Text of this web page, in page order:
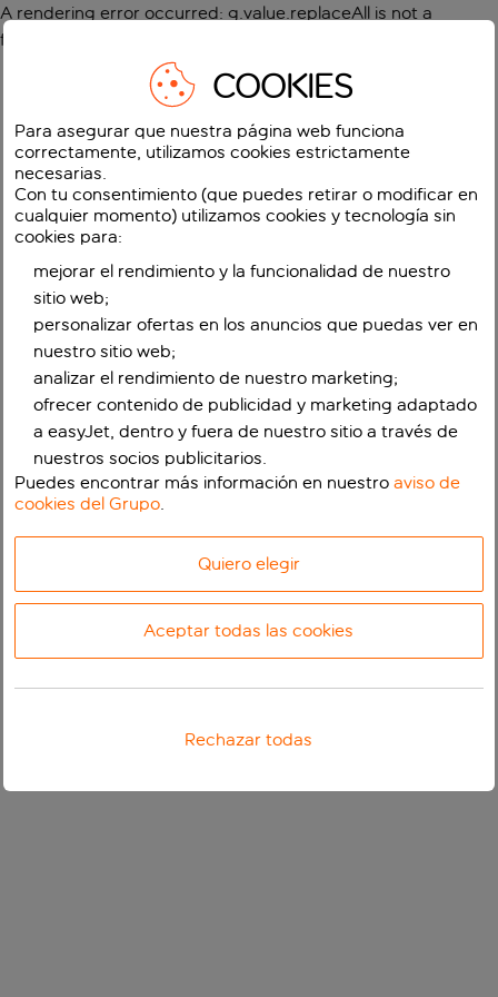
A rendering error occurred: g.value.replaceAll is not a
function
COOKIES
Para asegurar que nuestra página web funciona
correctamente, utilizamos cookies estrictamente
necesarias.
Con tu consentimiento (que puedes retirar o modificar en
cualquier momento) utilizamos cookies y tecnología sin
cookies para:
mejorar el rendimiento y la funcionalidad de nuestro
sitio web;
personalizar ofertas en los anuncios que puedas ver en
nuestro sitio web;
analizar el rendimiento de nuestro marketing;
ofrecer contenido de publicidad y marketing adaptado
a easyJet, dentro y fuera de nuestro sitio a través de
nuestros socios publicitarios.
Puedes encontrar más información en nuestroaviso de
cookies del Grupo.
Quiero elegir
Aceptar todas las cookies
Rechazar todas